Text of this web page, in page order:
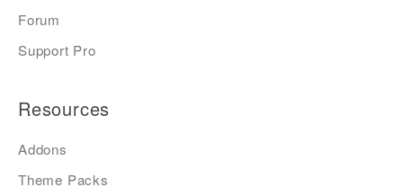
Forum
Support Pro
Resources
Addons
Theme Packs